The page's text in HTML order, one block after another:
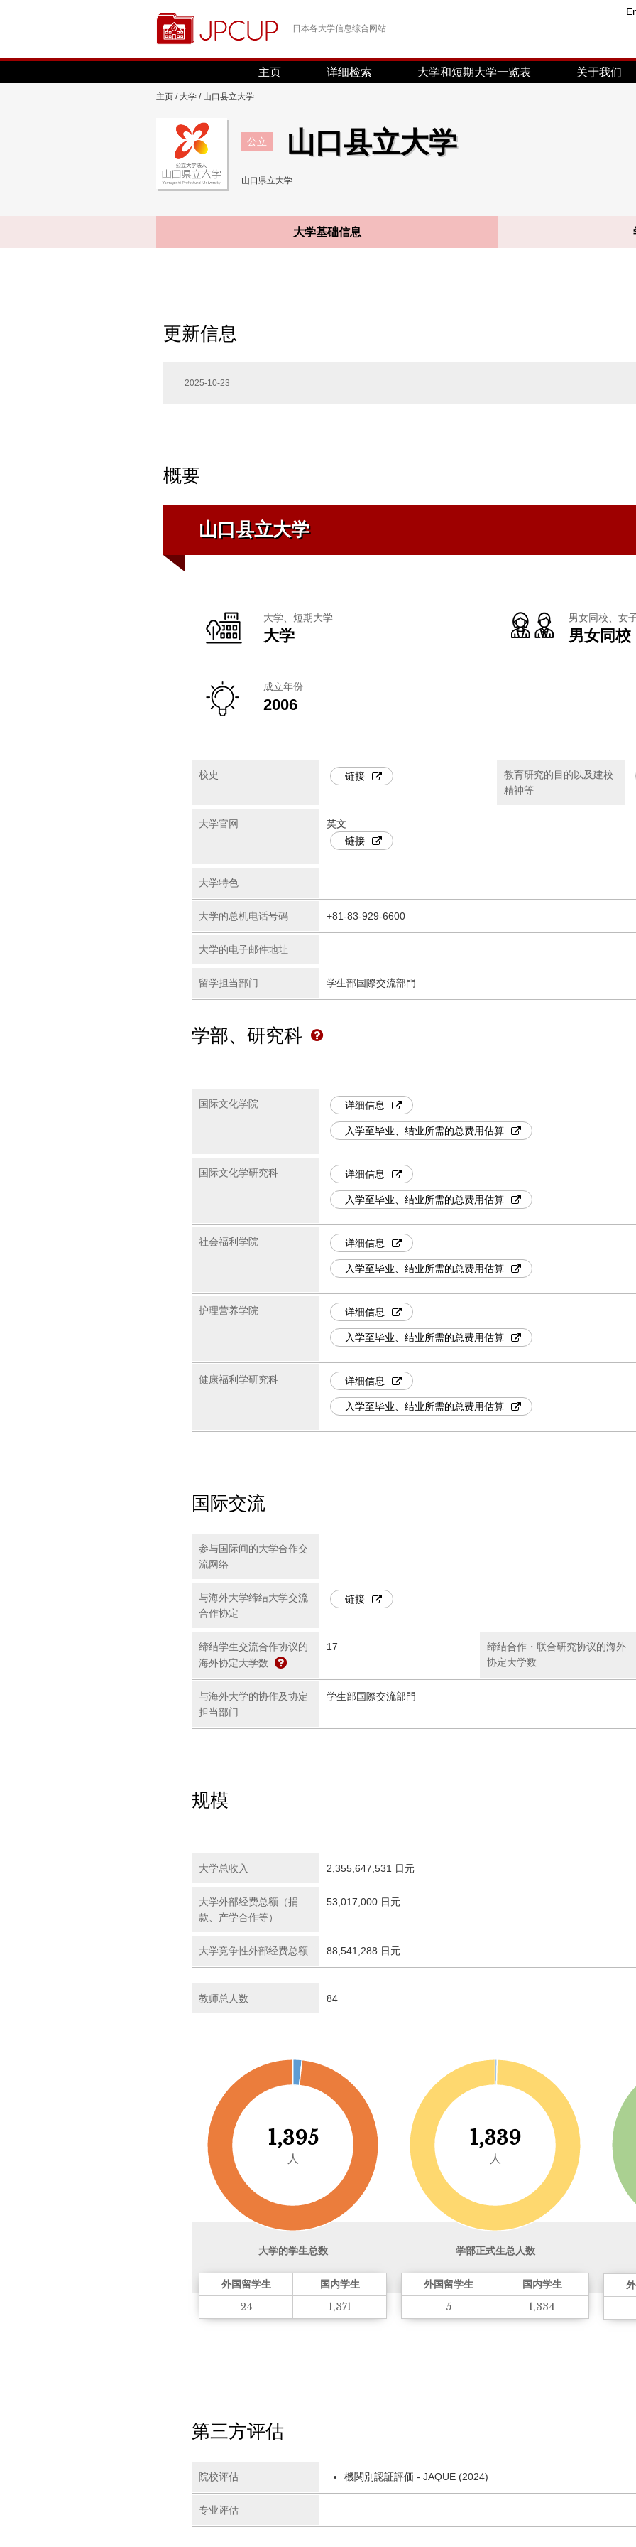
日本各大学信息综合网站
主页 详细检索 大学和短期大学一览表 关于我们
主页 / 大学 / 山口县立大学
公立 山口县立大学
山口県立大学
大学基础信息
更新信息
2025-10-23
概要
山口县立大学
大学、短期大学
大学
男女同校、女
男女同校
成立年份
2006
校史 链接
教育研究的目的以及建校
精神等
大学官网
英文
链接
大学特色
大学的总机电话号码 +81-83-929-6600
大学的电子邮件地址
留学担当部门 学生部国際交流部門
学部、研究科
国际文化学院 详细信息
入学至毕业、结业所需的总费用估算
国际文化学研究科 详细信息
入学至毕业、结业所需的总费用估算
社会福利学院 详细信息
入学至毕业、结业所需的总费用估算
护理营养学院 详细信息
入学至毕业、结业所需的总费用估算
健康福利学研究科 详细信息
入学至毕业、结业所需的总费用估算
国际交流
参与国际间的大学合作交
流网络
与海外大学缔结大学交流
合作协定
链接
缔结学生交流合作协议的
海外协定大学数
17
缔结合作・联合研究协议的海外
协定大学数
与海外大学的协作及协定
担当部门
学生部国際交流部門
规模
大学总收入 2,355,647,531 日元
大学外部经费总额（捐
款、产学合作等）
53,017,000 日元
大学竞争性外部经费总额 88,541,288 日元
教师总人数 84
1,395
人
大学的学生总数
外国留学生
国内学生
24
1,371
1,339
人
学部正式生总人数
外国留学生
国内学生
5
1,334
第三方评估
院校评估 機関別認証評価 - JAQUE (2024)
专业评估